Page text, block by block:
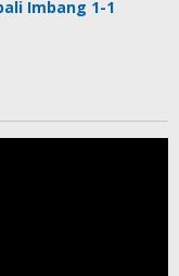
Imbang 1-1